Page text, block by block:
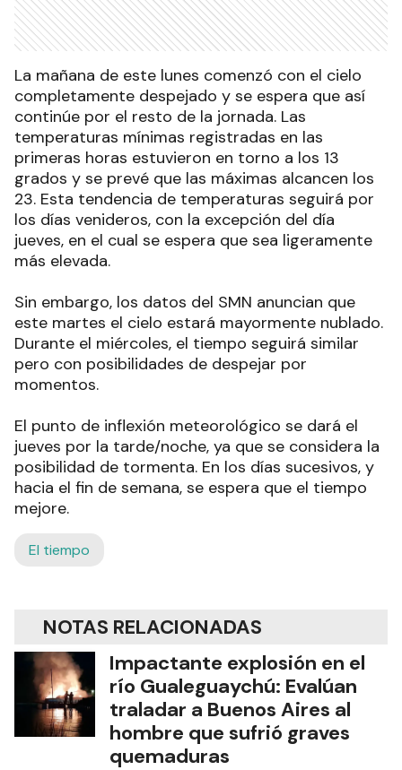
La mañana de este lunes comenzó con el cielo
completamente despejado y se espera que así
continúe por el resto de la jornada. Las
temperaturas mínimas registradas en las
primeras horas estuvieron en torno a los 13
grados y se prevé que las máximas alcancen los
23. Esta tendencia de temperaturas seguirá por
los días venideros, con la excepción del día
jueves, en el cual se espera que sea ligeramente
más elevada.
Sin embargo, los datos del SMN anuncian que
este martes el cielo estará mayormente nublado.
Durante el miércoles, el tiempo seguirá similar
pero con posibilidades de despejar por
momentos.
El punto de inflexión meteorológico se dará el
jueves por la tarde/noche, ya que se considera la
posibilidad de tormenta. En los días sucesivos, y
hacia el fin de semana, se espera que el tiempo
mejore.
El tiempo
NOTAS RELACIONADAS
Impactante explosión en el
río Gualeguaychú: Evalúan
traladar a Buenos Aires al
hombre que sufrió graves
quemaduras